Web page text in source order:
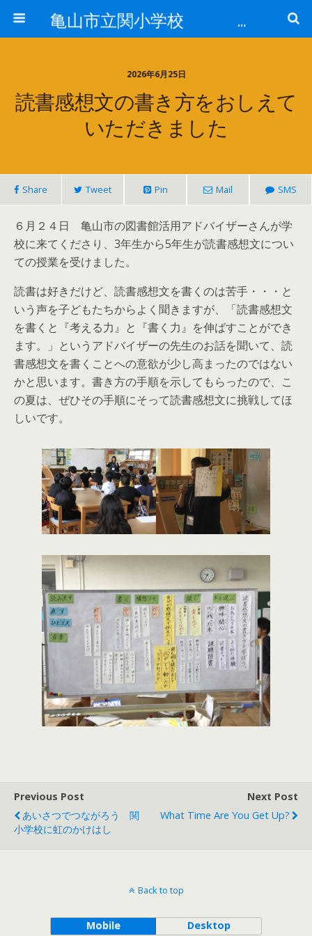
亀山市立関小学校 全校で「そろえる」取組
2026年6月25日
読書感想文の書き方をおしえて
いただきました
Share Tweet Pin Mail SMS
６月２４日 亀山市の図書館活用アドバイザーさんが学
校に来てくださり、3年生から5年生が読書感想文につい
ての授業を受けました。
読書は好きだけど、読書感想文を書くのは苦手・・・と
いう声を子どもたちからよく聞きますが、「読書感想文
を書くと『考える力』と『書く力』を伸ばすことができ
ます。」というアドバイザーの先生のお話を聞いて、読
書感想文を書くことへの意欲が少し高まったのではない
かと思います。書き方の手順を示してもらったので、こ
の夏は、ぜひその手順にそって読書感想文に挑戦してほ
しいです。
Previous Post
あいさつでつながろう 関
小学校に虹のかけはし
Next Post
What Time Are You Get Up?
Back to top
Mobile Desktop